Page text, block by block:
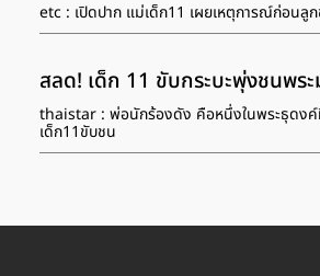
etc : เปิดปาก แม่เด็ก11 เผยเหตุการณ์ก่อนลู
สลด! เด็ก 11 ขับกระบะพุ่งชนพร
thaistar : พ่อนักร้องดัง คือหนึ่งในพระธุดง
เด็ก11ขับชน